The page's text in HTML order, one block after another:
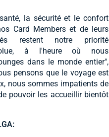
la sécurité et le confort
Card Members et de leurs
restent notre priorité
à l'heure où nous
dans le monde entier",
pensons que le voyage est
nous sommes impatients de
pouvoir les accueillir bientôt